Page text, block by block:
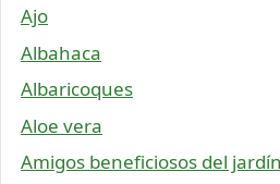
Ajo
Albahaca
Albaricoques
Aloe vera
Amigos beneficiosos del jardín